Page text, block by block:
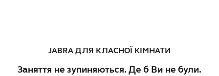
JABRA ДЛЯ КЛАСНОЇ КІМНАТИ
Заняття не зупиняються. Де б Ви не були.